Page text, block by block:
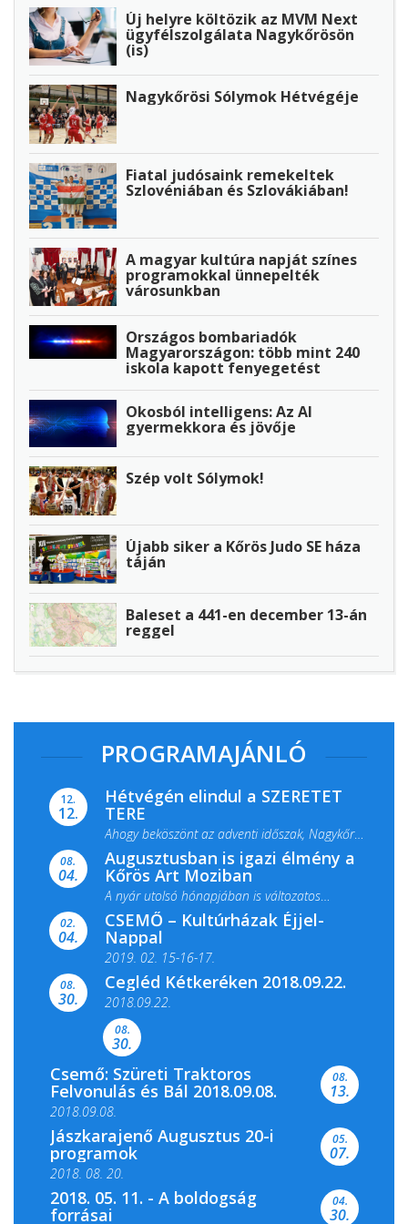
Új helyre költözik az MVM Next
ügyfélszolgálata Nagykőrösön
(is)
Nagykőrösi Sólymok Hétvégéje
Fiatal judósaink remekeltek
Szlovéniában és Szlovákiában!
A magyar kultúra napját színes
programokkal ünnepelték
városunkban
Országos bombariadók
Magyarországon: több mint 240
iskola kapott fenyegetést
Okosból intelligens: Az AI
gyermekkora és jövője
Szép volt Sólymok!
Újabb siker a Kőrös Judo SE háza
táján
Baleset a 441-en december 13-án
reggel
PROGRAMAJÁNLÓ
12.
12.
Hétvégén elindul a SZERETET
TERE
Ahogy beköszönt az adventi időszak, Nagykőrös
ismét megtelik ünnepi fénnyel és közös...
08.
04.
Augusztusban is igazi élmény a
Kőrös Art Moziban
A nyár utolsó hónapjában is változatos
filmkínálattal, családi...
02.
04.
CSEMŐ – Kultúrházak Éjjel-
Nappal
2019. 02. 15-16-17.
Színes és tartalmas programokkal várja a
Csemői Községi Könyvtár és...
08.
30.
Cegléd Kétkeréken 2018.09.22.
2018.09.22.
08.
30.
Csemő: Szüreti Traktoros
Felvonulás és Bál 2018.09.08.
2018.09.08.
08.
13.
Jászkarajenő Augusztus 20-i
programok
2018. 08. 20.
05.
07.
2018. 05. 11. - A boldogság
forrásai
04.
30.